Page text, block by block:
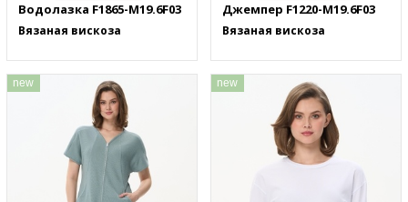
Водолазка F1865-M19.6F03
Вязаная вискоза
Джемпер F1220-M19.6F03
Вязаная вискоза
new new